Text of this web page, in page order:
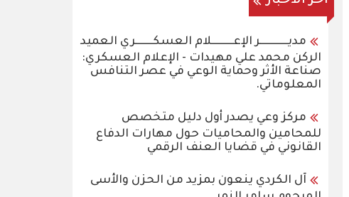
مديـــــــــــــر الإعــــــــــلام العسكــــــــري العميد
الركن محمد علي مهيدات - الإعلام العسكري:
صناعة الأثر وحماية الوعي في عصر التنافس
المعلوماتي.
مركز وعي يصدر أول دليل متخصص
للمحامين والمحاميات حول مهارات الدفاع
القانوني في قضايا العنف الرقمي
آل الكردي ينعون بمزيد من الحزن والأسى